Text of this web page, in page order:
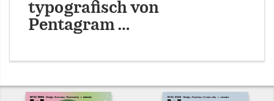
typografisch von
Pentagram …